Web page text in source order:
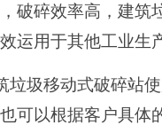
破碎效率高，建筑
运用于其他工业生
垃圾移动式破碎站
可以根据客户具体